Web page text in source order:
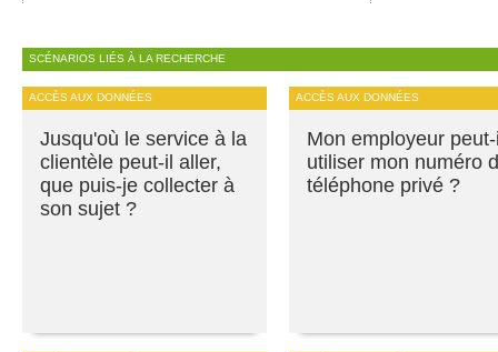
SCÉNARIOS LIÉS À LA RECHERCHE
ACCÈS AUX DONNÉES
Jusqu'où le service à la
clientèle peut-il aller,
que puis-je collecter à
son sujet ?
ACCÈS AUX DONNÉES
Mon employeur
utiliser mon numéro
téléphone privé ?